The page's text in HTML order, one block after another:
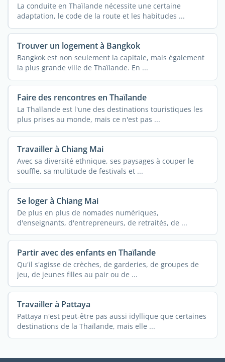
La conduite en Thaïlande nécessite une certaine
adaptation, le code de la route et les habitudes ...
Trouver un logement à Bangkok
Bangkok est non seulement la capitale, mais également
la plus grande ville de Thaïlande. En ...
Faire des rencontres en Thaïlande
La Thaïlande est l'une des destinations touristiques les
plus prises au monde, mais ce n'est pas ...
Travailler à Chiang Mai
Avec sa diversité ethnique, ses paysages à couper le
souffle, sa multitude de festivals et ...
Se loger à Chiang Mai
De plus en plus de nomades numériques,
d'enseignants, d'entrepreneurs, de retraités, de ...
Partir avec des enfants en Thaïlande
Qu'il s'agisse de crèches, de garderies, de groupes de
jeu, de jeunes filles au pair ou de ...
Travailler à Pattaya
Pattaya n'est peut-être pas aussi idyllique que certaines
destinations de la Thaïlande, mais elle ...